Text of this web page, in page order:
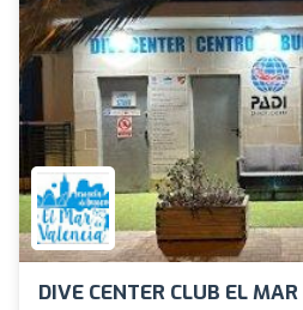
DIVE CENTER CLUB EL